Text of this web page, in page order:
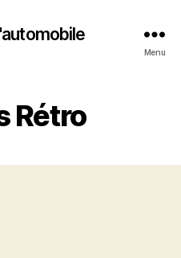
Menu
Rétro